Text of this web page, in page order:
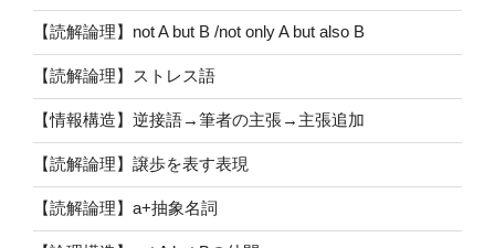
【読解論理】not A but B /not only A but also B
【読解論理】ストレス語
【情報構造】逆接語→筆者の主張→主張追加
【読解論理】譲歩を表す表現
【読解論理】a+抽象名詞